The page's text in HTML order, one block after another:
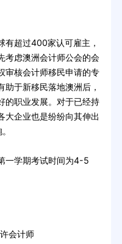
超过400家认可雇主，
考虑澳洲会计师公会的会
审核会计师移民申请的专
于新移民落地澳洲后，
的职业发展。对于已经持
大企业也是纷纷向其伸出
学期考试时间为4-5
会计师